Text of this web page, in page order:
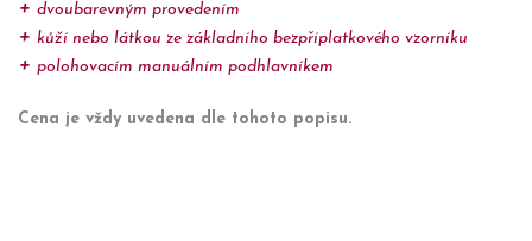
dvoubarevným provedením
kůží nebo látkou ze základního bezpříplatkového vzorníku
polohovacím manuálním podhlavníkem
Cena je vždy uvedena dle tohoto popisu.